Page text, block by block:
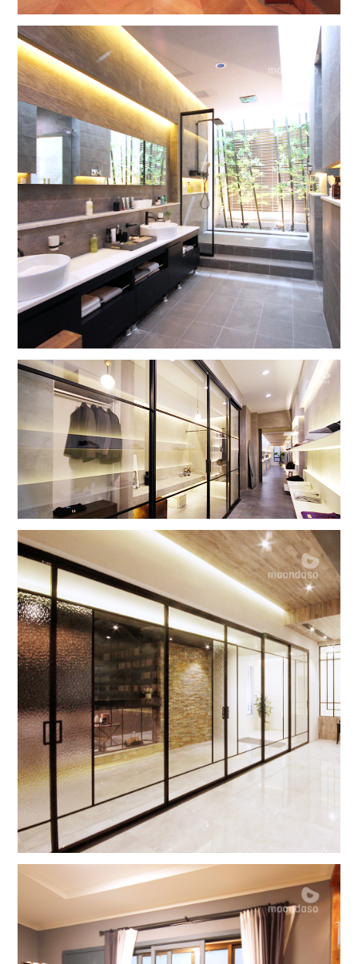
사랑의 불시착
스타일 비대칭 여닫이
하자있는 인간들
그랑지 파티션
하자있는 인간들
그랑지 1SD/1F+1SD/1F
김비서가 왜 그럴까
그랑지 8DOOR